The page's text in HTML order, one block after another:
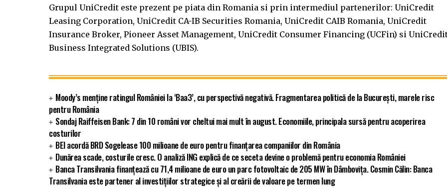
Grupul UniCredit este prezent pe piata din Romania si prin intermediul partenerilor: UniCredit
Leasing Corporation, UniCredit CA-IB Securities Romania, UniCredit CAIB Romania, UniCredit
Insurance Broker, Pioneer Asset Management, UniCredit Consumer Financing (UCFin) si
Business Integrated Solutions (UBIS).
Moody’s menține ratingul României la ‘Baa3’, cu perspectivă negativă. Fragmentarea politică de la București, marele risc
pentru România
Sondaj Raiffeisen Bank: 7 din 10 români vor cheltui mai mult în august. Economiile, principala sursă pentru acoperirea
costurilor
BEI acordă BRD Sogelease 100 milioane de euro pentru finanțarea companiilor din România
Dunărea scade, costurile cresc. O analiză ING explică de ce seceta devine o problemă pentru economia României
Banca Transilvania finanțează cu 71,4 milioane de euro un parc fotovoltaic de 205 MW în Dâmbovița. Cosmin Călin: Banca
Transilvania este partener al investițiilor strategice și al creării de valoare pe termen lung